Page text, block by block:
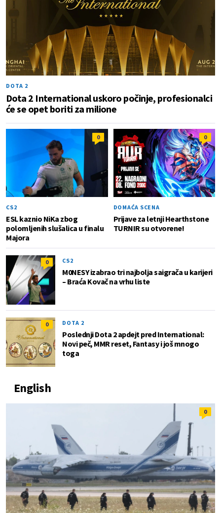
DOTA 2
Dota 2 International uskoro počinje, profesionalci
će se opet boriti za milione
0
CS2
ESL kaznio NiKa zbog
polomljenih slušalica u finalu
Majora
0
DOMAĆA SCENA
Prijave za letnji Hearthstone
TURNIR su otvorene!
0 CS2
M0NESY izabrao tri najbolja saigrača u karijeri
– Braća Kovač na vrhu liste
0 DOTA 2
Poslednji Dota 2 apdejt pred International:
Novi peč, MMR reset, Fantasy i još mnogo
toga
English
0